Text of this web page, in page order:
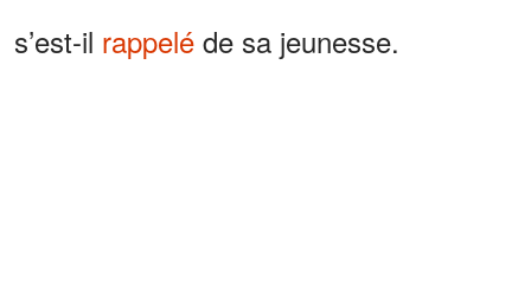
s’est-il rappelé de sa jeunesse.